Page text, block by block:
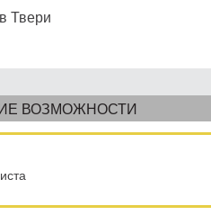
Твери
ВОЗМОЖНОСТИ